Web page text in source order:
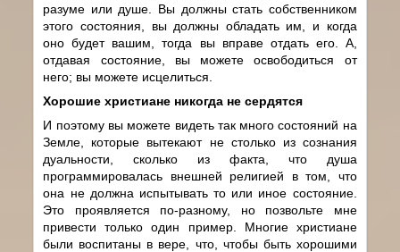
разуме или душе. Вы должны стать собственником
этого состояния, вы должны обладать им, и когда
оно будет вашим, тогда вы вправе отдать его. А,
отдавая состояние, вы можете освободиться от
него; вы можете исцелиться.
Хорошие христиане никогда не сердятся
И поэтому вы можете видеть так много состояний на
Земле, которые вытекают не столько из сознания
дуальности, сколько из факта, что душа
программировалась внешней религией в том, что
она не должна испытывать то или иное состояние.
Это проявляется по-разному, но позвольте мне
привести только один пример. Многие христиане
были воспитаны в вере, что, чтобы быть хорошими